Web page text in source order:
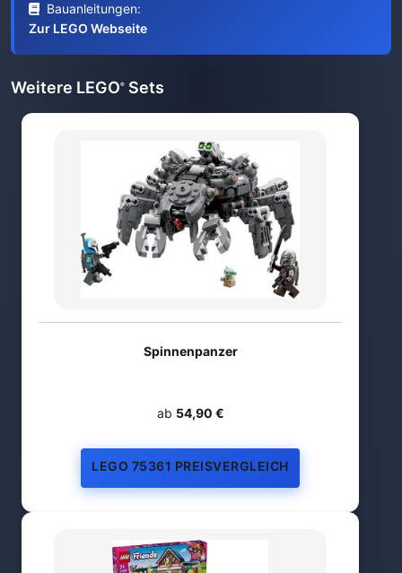
Bauanleitungen:
Zur LEGO Webseite
Weitere LEGO® Sets
Spinnenpanzer
ab 54,90 €
LEGO 75361 PREISVERGLEICH